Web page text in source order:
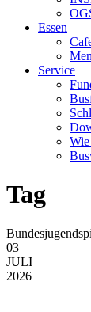
Essen
Service
Tag
03
JULI
2026